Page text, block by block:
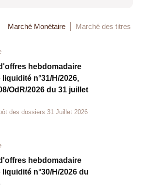
Marché Monétaire Marché des titres
hebdomadaire
n°31/H/2026,
OdR/2026 du 31 juillet
des dossiers 31 Juillet 2026
hebdomadaire
n°30/H/2026 du